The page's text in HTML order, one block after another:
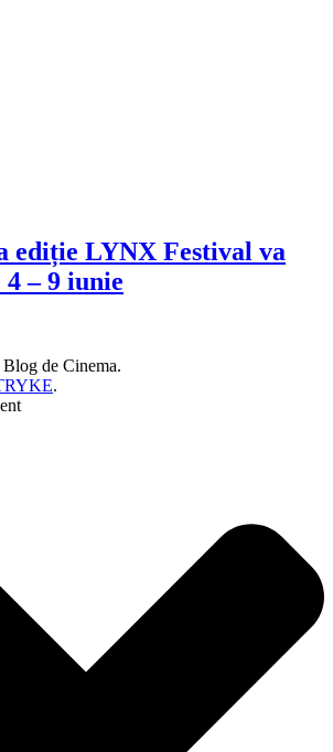
ediție LYNX Festival va
– 9 iunie
de Cinema.
.